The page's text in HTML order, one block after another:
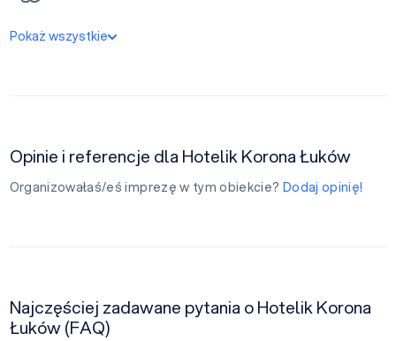
Pokaż wszystkie
Opinie i referencje dla Hotelik Korona Łuków
Organizowałaś/eś imprezę w tym obiekcie? Dodaj opinię!
Najczęściej zadawane pytania o Hotelik Korona
Łuków (FAQ)